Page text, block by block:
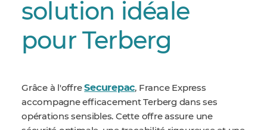
solution idéale
pour Terberg
Grâce à l'offreSecurepac, France Express
accompagne efficacement Terberg dans ses
opérations sensibles. Cette offre assure une